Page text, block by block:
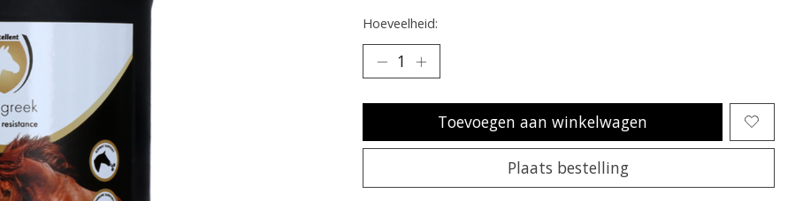
Hoeveelheid:
Toevoegen aan winkelwagen
Plaats bestelling